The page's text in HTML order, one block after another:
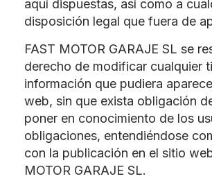
aquí dispuestas, así como a
disposición legal que fuera de
FAST MOTOR GARAJE SL se
derecho de modificar cualquier
información que pudiera
web, sin que exista obligación
poner en conocimiento de los
obligaciones, entendiéndose
con la publicación en el sitio
MOTOR GARAJE SL.